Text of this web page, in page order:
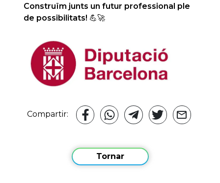
Construïm junts un futur professional ple
de possibilitats! 💪🚀
Compartir:
Tornar